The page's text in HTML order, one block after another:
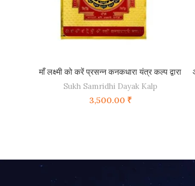
ADD TO CART
माँ लक्ष्मी को करें प्रसन्न कनकधारा यंत्र कल्प द्वारा
Sukh Samridhi Dayak Kalp
3,500.00 ₹